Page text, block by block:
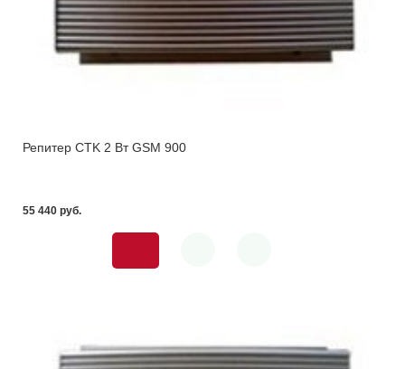
Репитер CTK 2 Вт GSM 900
55 440 pуб.